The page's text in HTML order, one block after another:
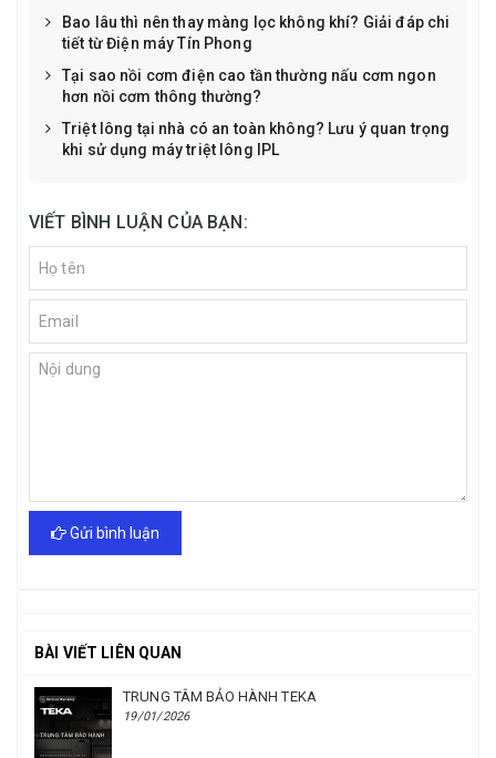
Bao lâu thì nên thay màng lọc không khí? Giải đáp chi
tiết từ Điện máy Tín Phong
Tại sao nồi cơm điện cao tần thường nấu cơm ngon
hơn nồi cơm thông thường?
Triệt lông tại nhà có an toàn không? Lưu ý quan trọng
khi sử dụng máy triệt lông IPL
VIẾT BÌNH LUẬN CỦA BẠN:
Gửi bình luận
BÀI VIẾT LIÊN QUAN
TRUNG TÂM BẢO HÀNH TEKA
19/01/2026